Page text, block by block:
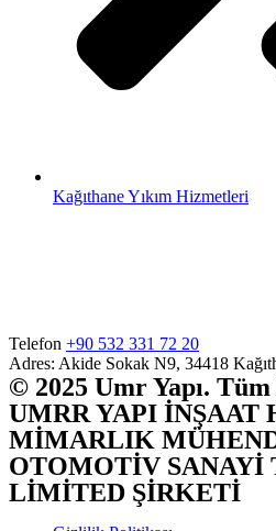
Kağıthane Yıkım Hizmetleri
Telefon +90 532 331 72 20
Adres: Akide Sokak N9, 34418
© 2025 Umr Yapı. Tüm
UMRR YAPI İNŞAAT
MİMARLIK
OTOMOTİV SANAYİ
LİMİTED ŞİRKETİ